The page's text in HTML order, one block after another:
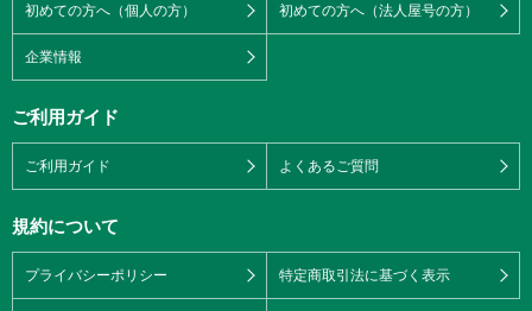
初めての方へ（個人の方） 初めての方へ（法人屋号の方）
企業情報
ご利用ガイド
ご利用ガイド よくあるご質問
規約について
プライバシーポリシー 特定商取引法に基づく表示